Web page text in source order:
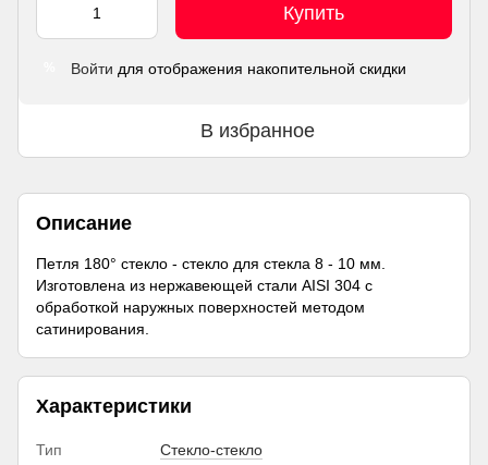
Купить
Войти для отображения накопительной скидки
В избранное
Описание
Петля 180° стекло - стекло для стекла 8 - 10 мм.
Изготовлена из нержавеющей стали AISI 304 с
обработкой наружных поверхностей методом
сатинирования.
Характеристики
Тип
Стекло-стекло